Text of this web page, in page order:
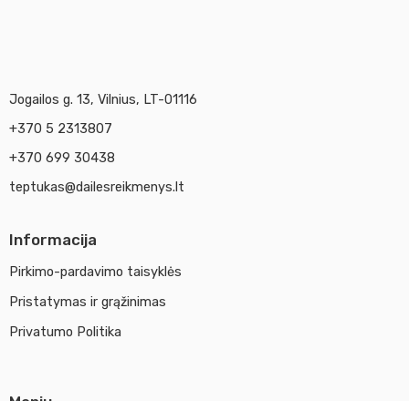
Jogailos g. 13, Vilnius, LT-01116
+370 5 2313807
+370 699 30438
teptukas@dailesreikmenys.lt
Informacija
Pirkimo-pardavimo taisyklės
Pristatymas ir grąžinimas
Privatumo Politika